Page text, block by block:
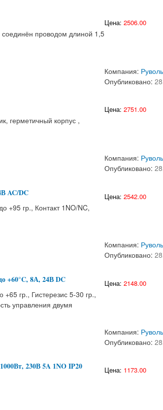
соединён проводом длиной 1,5
Цена: 2506.00
Компания:
Опубликовано:
герметичный корпус ,
Цена: 2751.00
Компания:
Опубликовано:
AC/DC
+95 гр., Контакт 1NO/NC,
Цена: 2542.00
Компания:
Опубликовано:
+60°C, 8А, 24В DC
гр., Гистерезис 5-30 гр.,
управления двумя
Цена: 2148.00
Компания:
Опубликовано:
230В 5A 1NO IP20 Цена: 1173.00